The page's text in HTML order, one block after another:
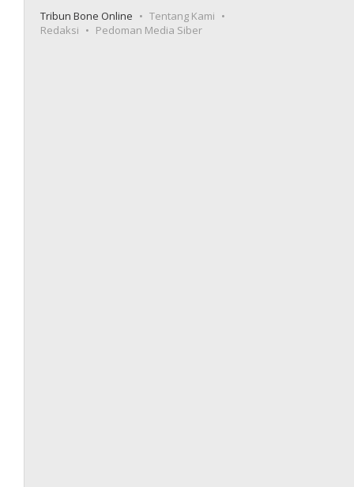
Tribun Bone Online
Tentang Kami
Redaksi
Pedoman Media Siber